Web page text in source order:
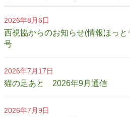
2026年8月6日
西視協からのお知らせ(情報ほっ
号
2026年7月17日
猫の足あと 2026年9月通信
2026年7月9日